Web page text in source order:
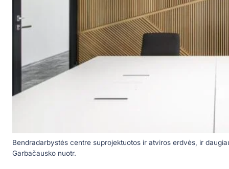
Bendradarbystės centre suprojektuotos ir atviros erdvės, ir
Garbačausko nuotr.